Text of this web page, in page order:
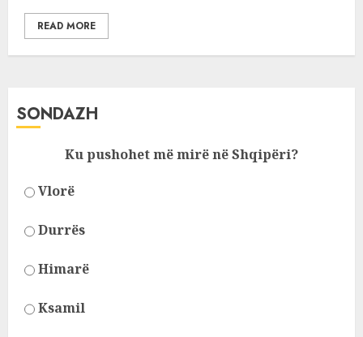
READ MORE
SONDAZH
Ku pushohet më mirë në Shqipëri?
Vlorë
Durrës
Himarë
Ksamil